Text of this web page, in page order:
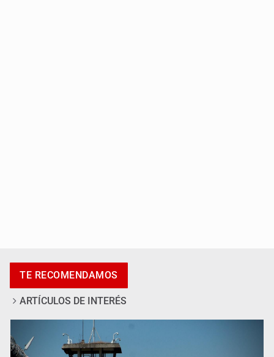
Unidos en el Azteca
TE RECOMENDAMOS
ARTÍCULOS DE INTERÉS